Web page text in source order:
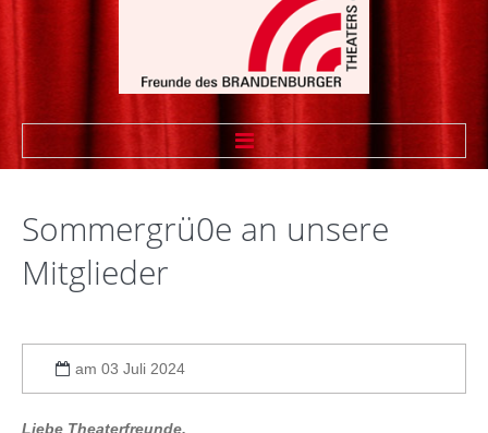
WIR ÜBER UNS
Vorstand
Theaterfreund werden
Sommergrü0e an unsere
Mitglieder
am 03 Juli 2024
Liebe Theaterfreunde,